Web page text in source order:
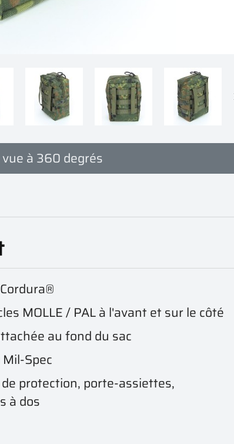
à 360 degrés
MOLLE / PAL à l'avant et sur le côté
au fond du sac
Spec
protection, porte-assiettes,
à dos